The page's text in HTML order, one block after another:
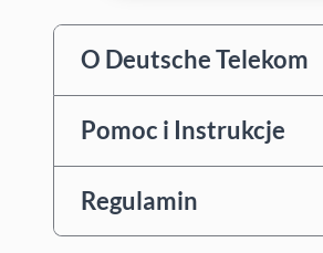
O Deutsche Telekom
Pomoc i Instrukcje
Regulamin